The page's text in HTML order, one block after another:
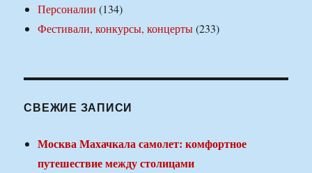
Персоналии (134)
Фестивали, конкурсы, концерты(233)
СВЕЖИЕ ЗАПИСИ
Москва Махачкала самолет: комфортное
путешествие между столицами